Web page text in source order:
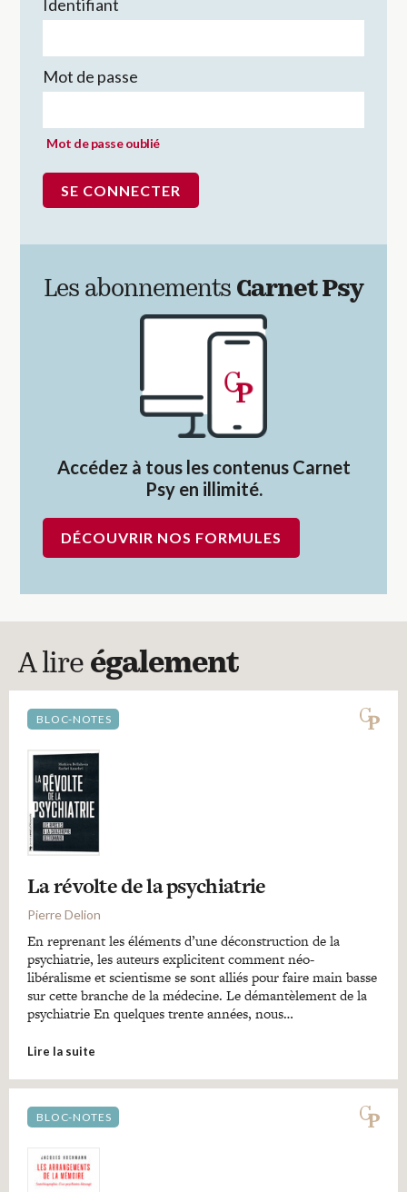
Identifiant
Mot de passe
Mot de passe oublié
Les abonnements Carnet Psy
Accédez à tous les contenus Carnet
Psy en illimité.
DÉCOUVRIR NOS FORMULES
A lire également
BLOC-NOTES
La révolte de la psychiatrie
Pierre Delion
En reprenant les éléments d’une déconstruction de la
psychiatrie, les auteurs explicitent comment néo-
libéralisme et scientisme se sont alliés pour faire main basse
sur cette branche de la médecine. Le démantèlement de la
psychiatrie En quelques trente années, nous…
Lire la suite
BLOC-NOTES